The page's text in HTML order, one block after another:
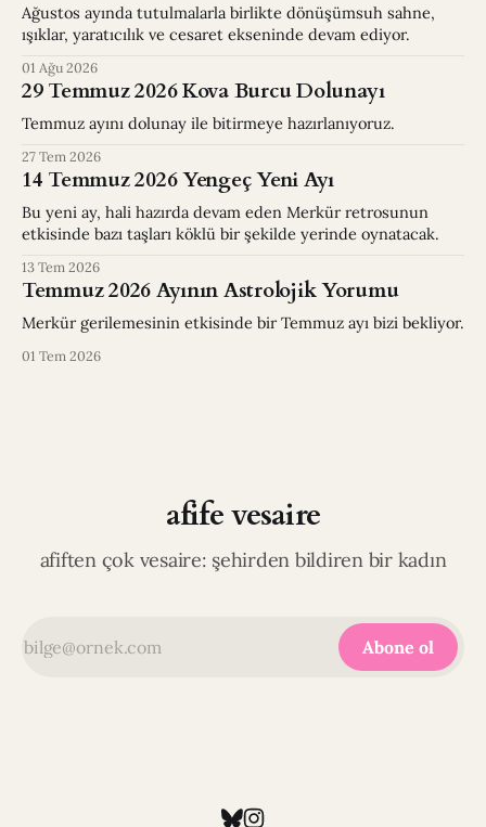
Ağustos ayında tutulmalarla birlikte dönüşümsuh sahne,
ışıklar, yaratıcılık ve cesaret ekseninde devam ediyor.
01 Ağu 2026
29 Temmuz 2026 Kova Burcu Dolunayı
Temmuz ayını dolunay ile bitirmeye hazırlanıyoruz.
27 Tem 2026
14 Temmuz 2026 Yengeç Yeni Ayı
Bu yeni ay, hali hazırda devam eden Merkür retrosunun
etkisinde bazı taşları köklü bir şekilde yerinde oynatacak.
13 Tem 2026
Temmuz 2026 Ayının Astrolojik Yorumu
Merkür gerilemesinin etkisinde bir Temmuz ayı bizi bekliyor.
01 Tem 2026
afife vesaire
afiften çok vesaire: şehirden bildiren bir kadın
Abone ol